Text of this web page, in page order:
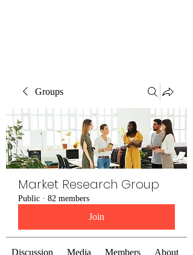
Groups
Market Research Group
Public · 82 members
Join
Discussion Media Members About